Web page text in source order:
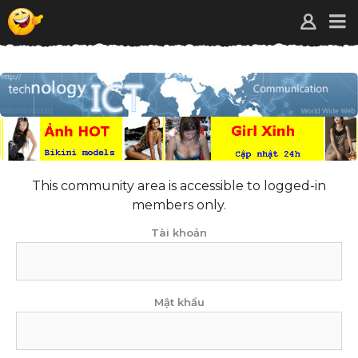
This community area is accessible to logged-in
members only.
Tài khoản
Mật khẩu